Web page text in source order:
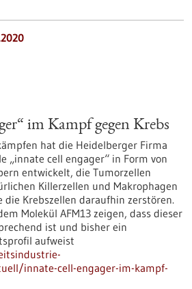
im Kampf gegen Krebs
hat die Heidelberger Firma
„innate cell engager“ in Form von
entwickelt, die Tumorzellen
Killerzellen und Makrophagen
Krebszellen daraufhin zerstören.
Molekül AFM13 zeigen, dass dieser
ist und bisher ein
aufweist
innate-cell-engager-im-kampf-